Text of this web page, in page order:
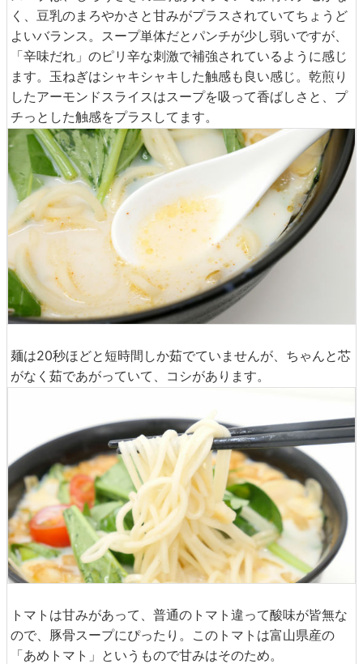
く、豆乳のまろやかさと甘みがプラスされていてちょうど
よいバランス。スープ単体だとパンチが少し弱いですが、
「辛味だれ」のピリ辛な刺激で補強されているように感じ
ます。玉ねぎはシャキシャキした触感も良い感じ。乾煎り
したアーモンドスライスはスープを吸って香ばしさと、プ
チっとした触感をプラスしてます。
麺は20秒ほどと短時間しか茹でていませんが、ちゃんと芯
がなく茹であがっていて、コシがあります。
トマトは甘みがあって、普通のトマト違って酸味が皆無な
ので、豚骨スープにぴったり。このトマトは富山県産の
「あめトマト」というもので甘みはそのため。